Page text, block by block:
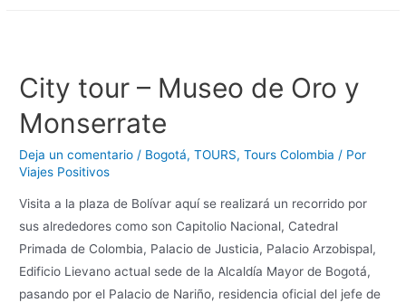
City tour – Museo de Oro y
Monserrate
Deja un comentario / Bogotá,TOURS,Tours Colombia / Por
Viajes Positivos
Visita a la plaza de Bolívar aquí se realizará un recorrido por
sus alrededores como son Capitolio Nacional, Catedral
Primada de Colombia, Palacio de Justicia, Palacio Arzobispal,
Edificio Lievano actual sede de la Alcaldía Mayor de Bogotá,
pasando por el Palacio de Nariño, residencia oficial del jefe de